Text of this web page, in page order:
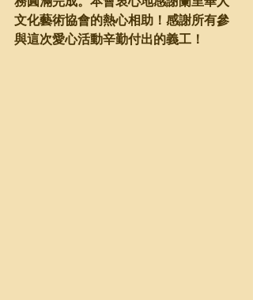
文化藝術協會的熱心相助！感謝所有參
與這次愛心活動辛勤付出的義工！